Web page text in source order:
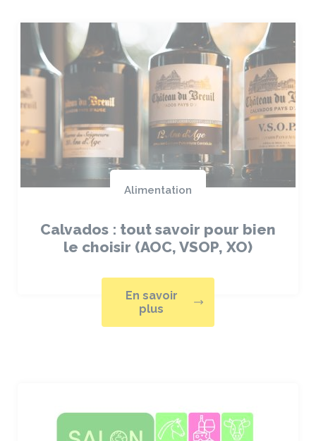
Alimentation
Calvados : tout savoir pour bien
le choisir (AOC, VSOP, XO)
En savoir
plus